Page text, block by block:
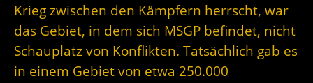
Krieg zwischen den Kämpfern herrscht, war
das Gebiet, in dem sich MSGP befindet, nicht
Schauplatz von Konflikten. Tatsächlich gab es
in einem Gebiet von etwa 250.000